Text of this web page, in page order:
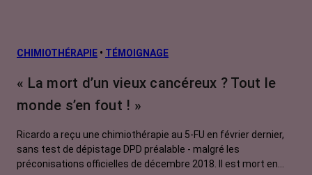
CHIMIOTHÉRAPIE • TÉMOIGNAGE
« La mort d’un vieux cancéreux ? Tout le
monde s’en fout ! »
Ricardo a reçu une chimiothérapie au 5-FU en février dernier,
sans test de dépistage DPD préalable - malgré les
préconisations officielles de décembre 2018. Il est mort en